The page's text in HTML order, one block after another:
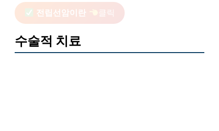
전립선암이란 클릭
수술적 치료